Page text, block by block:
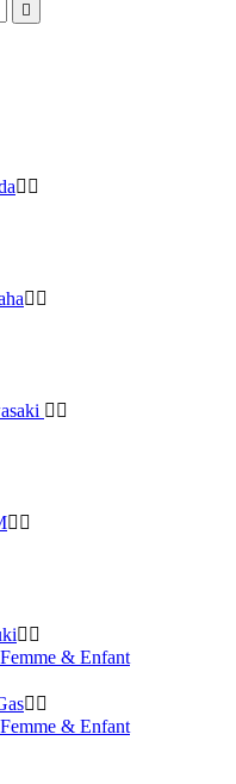

 
 
 
 
 
& Enfant
 
& Enfant